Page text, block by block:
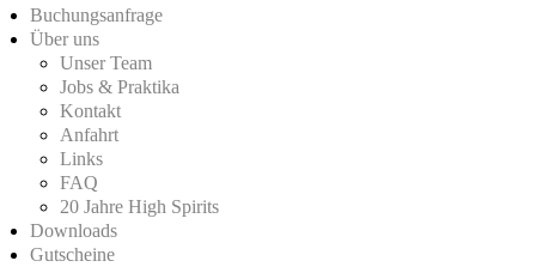
Buchungsanfrage
Über uns
Unser Team
Jobs & Praktika
Kontakt
Anfahrt
Links
FAQ
20 Jahre High Spirits
Downloads
Gutscheine